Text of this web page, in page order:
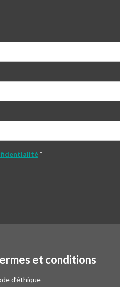
*
et conditions
d’éthique